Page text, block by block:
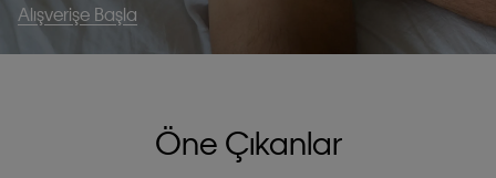
Alışverişe Başla
Öne Çıkanlar